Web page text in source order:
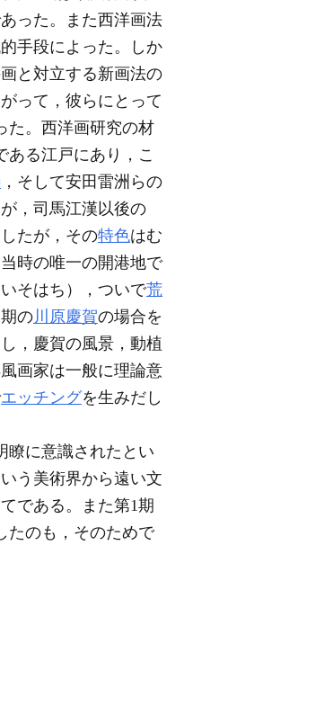
った。また西洋画法
手段によった。しか
と対立する新画法の
って，彼らにとって
た。西洋画研究の材
ある江戸にあり，こ
，そして安田雷洲らの
，司馬江漢以後の
たが，その特色はむ
時の唯一の開港地で
いそはち），ついで荒
の川原慶賀の場合を
，慶賀の風景，動植
画家は一般に理論意
エッチングを生みだし
瞭に意識されたとい
う美術界から遠い文
である。また第1期
たのも，そのためで